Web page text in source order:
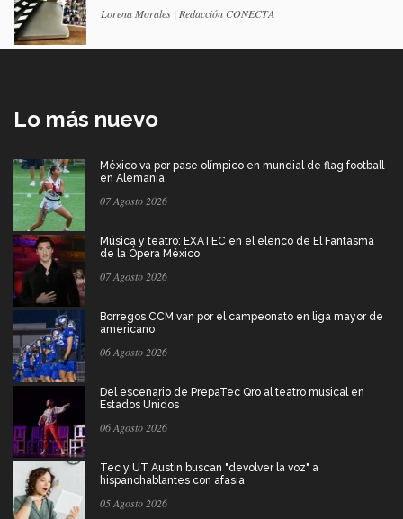
Lorena Morales | Redacción CONECTA
Lo más nuevo
México va por pase olímpico en mundial de flag football
en Alemania
07 Agosto 2026
Música y teatro: EXATEC en el elenco de El Fantasma
de la Ópera México
07 Agosto 2026
Borregos CCM van por el campeonato en liga mayor de
americano
06 Agosto 2026
Del escenario de PrepaTec Qro al teatro musical en
Estados Unidos
06 Agosto 2026
Tec y UT Austin buscan "devolver la voz" a
hispanohablantes con afasia
05 Agosto 2026